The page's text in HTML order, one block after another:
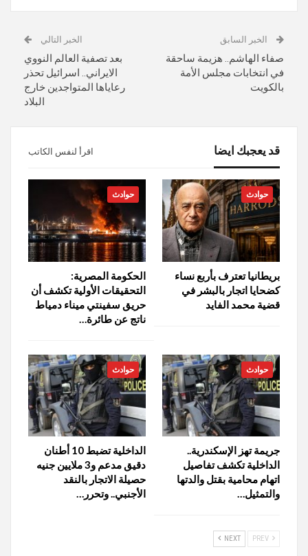
الخبر السابق
صفاء الهاشم.. هزيمة ساحقة
في انتخابات مجلس الأمة
بالكويت
الخبر التالي
بعد تصفية العالم النووي
الايراني.. اسرائيل تحذر
رعاياها المتواجدين خارج
البلاد
قد يعجبك ايضا اقرأ لنفس الكاتب
حوادث
بريطانيا تعترف بأربع نساء
كضحايا اتجار بالبشر في
قضية محمد الفايد
حوادث
الحكومة المصرية:
التحقيقات الأولية تكشف أن
حريق سفينتي ميناء دمياط
ناتج عن طائرة…
حوادث
جريمة تهز الإسكندرية..
الداخلية تكشف تفاصيل
اتهام محامية بقتل والدتها
والتمثيل…
حوادث
الداخلية تضبط 10 أطنان
دقيق مدعم و3 ملايين جنيه
حصيلة الاتجار بالنقد
الأجنبي.. وتحرر…
NEXT